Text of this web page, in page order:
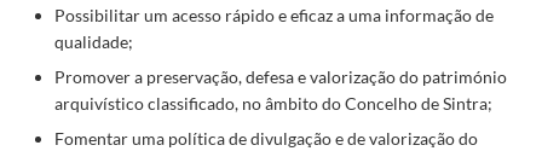
Possibilitar um acesso rápido e eficaz a uma informação de
qualidade;
Promover a preservação, defesa e valorização do património
arquivístico classificado, no âmbito do Concelho de Sintra;
Fomentar uma política de divulgação e de valorização do